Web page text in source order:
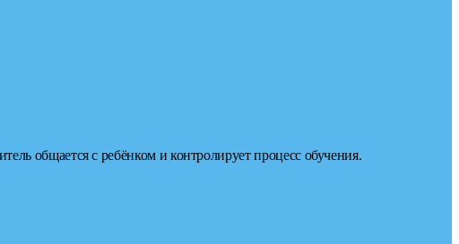
общается с ребёнком и контролирует процесс обучения.